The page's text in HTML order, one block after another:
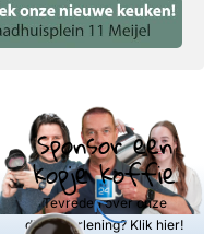
Sponsor een
kopje koffie
Tevreden over onze
dienstverlening? Klik hier!